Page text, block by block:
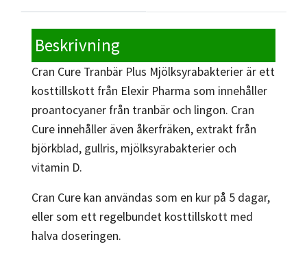
Beskrivning
Cran Cure Tranbär Plus Mjölksyrabakterier är ett
kosttillskott från Elexir Pharma som innehåller
proantocyaner från tranbär och lingon. Cran
Cure innehåller även åkerfräken, extrakt från
björkblad, gullris, mjölksyrabakterier och
vitamin D.
Cran Cure kan användas som en kur på 5 dagar,
eller som ett regelbundet kosttillskott med
halva doseringen.